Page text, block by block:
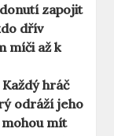
zapojit
dřív
míči až k
Každý hráč
odráží jeho
mít